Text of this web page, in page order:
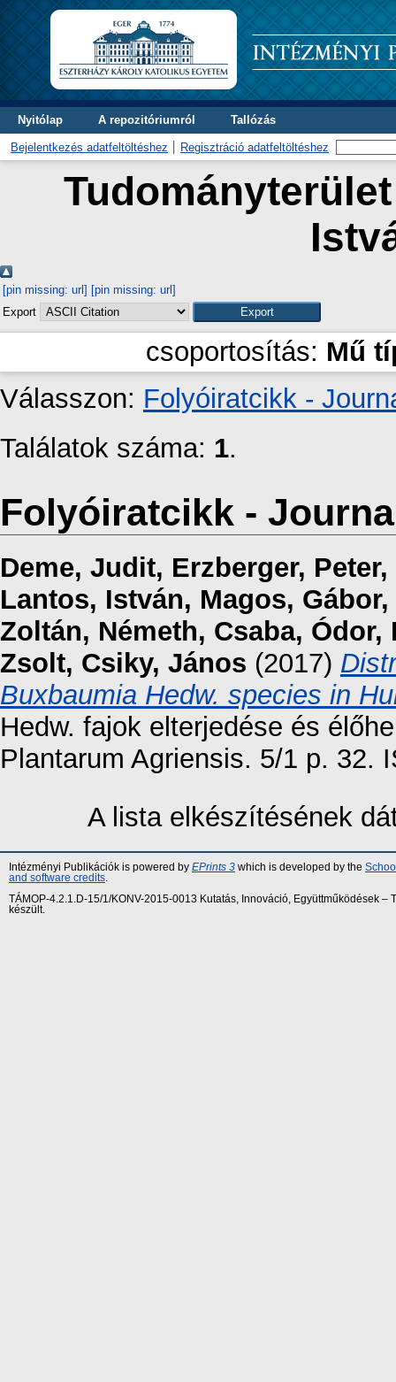
Nyitólap A repozitóriumról Tallózás
Bejelentkezés adatfeltöltéshez Regisztráció adatfeltöltéshez
[pin missing: url] [pin missing: url]
Export
csoportosítás: Mű
Válasszon: Folyóiratcikk -
Találatok száma: 1.
Folyóiratcikk -
Deme, Judit, Erzberger, Peter,
Lantos, István, Magos, Gábor,
Zoltán, Németh, Csaba, Ódor,
Zsolt, Csiky, János (2017)
Buxbaumia Hedw. species in
Hedw. fajok elterjedése és
Plantarum Agriensis. 5/1 p. 32.
A lista elkészítésének
Intézményi Publikációk is powered by EPrints 3 which is developed by the
and software credits
TÁMOP-4.2.1.D-15/1/KONV-2015-0013 Kutatás, Innováció, Együttműködések
készült.